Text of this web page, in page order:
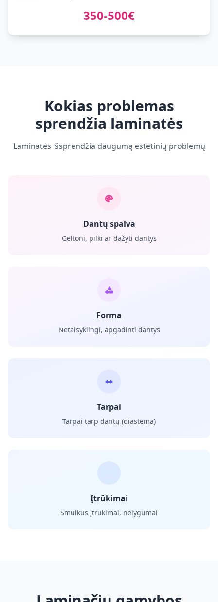
350-500€
Kokias problemas
sprendžia laminatės
Laminatės išsprendžia daugumą estetinių problemų
Dantų spalva
Geltoni, pilki ar dažyti dantys
Forma
Netaisyklingi, apgadinti dantys
Tarpai
Tarpai tarp dantų (diastema)
Įtrūkimai
Smulkūs įtrūkimai, nelygumai